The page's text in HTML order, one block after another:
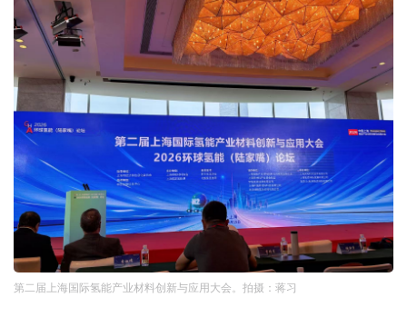
第二届上海国际氢能产业材料创新与应用大会。拍摄：蒋习